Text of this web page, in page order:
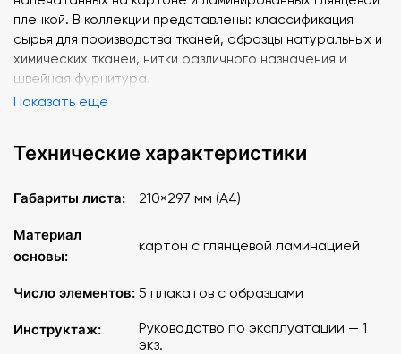
пленкой. В коллекции представлены: классификация
сырья для производства тканей, образцы натуральных и
химических тканей, нитки различного назначения и
швейная фурнитура.
Показать еще
Технические характеристики
Габариты листа: 210×297 мм (A4)
Материал
основы:
картон с глянцевой ламинацией
Число элементов: 5 плакатов с образцами
Инструктаж:
Руководство по эксплуатации — 1
экз.